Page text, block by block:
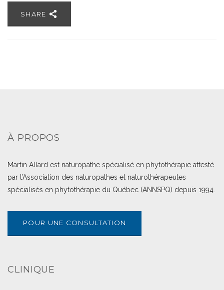
SHARE
À PROPOS
Martin Allard est naturopathe spécialisé en phytothérapie attesté
par l’Association des naturopathes et naturothérapeutes
spécialisés en phytothérapie du Québec (ANNSPQ) depuis 1994.
POUR UNE CONSULTATION
CLINIQUE